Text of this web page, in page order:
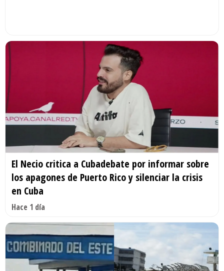
El Necio critica a Cubadebate por informar sobre
los apagones de Puerto Rico y silenciar la crisis
en Cuba
Hace 1 día